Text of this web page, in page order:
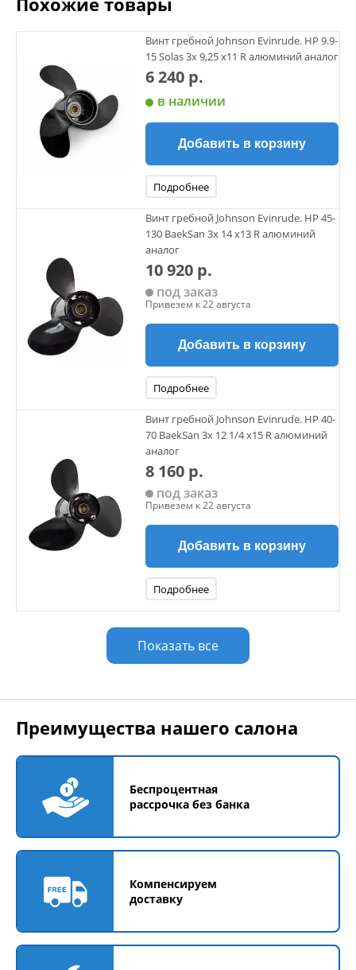
Винт гребной Johnson Evinrude. НР 9.9-
15 Solas 3х 9,25 х11 R алюминий аналог
6 240 р.
в наличии
Добавить в корзину
Подробнее
Винт гребной Johnson Evinrude. НР 45-
130 BaekSan 3х 14 х13 R алюминий
аналог
10 920 р.
под заказ
Привезем к 22 августа
Добавить в корзину
Подробнее
Винт гребной Johnson Evinrude. НР 40-
70 BaekSan 3х 12 1/4 х15 R алюминий
аналог
8 160 р.
под заказ
Привезем к 22 августа
Добавить в корзину
Подробнее
Показать все
Преимущества нашего салона
Беспроцентная
рассрочка без банка
Компенсируем
доставку